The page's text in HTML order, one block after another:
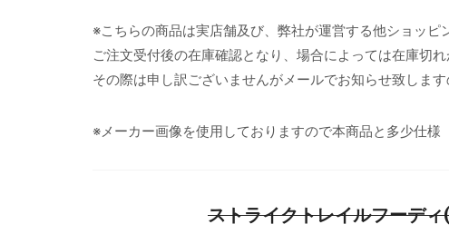
※こちらの商品は実店舗及び、弊社が運営する他ショッピ
ご注文受付後の在庫確認となり、場合によっては在庫切
その際は申し訳ございませんがメールでお知らせ致します
※メーカー画像を使用しておりますので本商品と多少仕様
ストライクトレイルフーデ